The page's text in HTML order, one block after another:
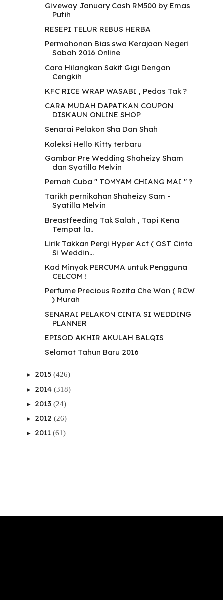
Giveway January Cash RM500 by Emas
Putih
RESEPI TELUR REBUS HERBA
Permohonan Biasiswa Kerajaan Negeri
Sabah 2016 Online
Cara Hilangkan Sakit Gigi Dengan
Cengkih
KFC RICE WRAP WASABI , Pedas Tak ?
CARA MUDAH DAPATKAN COUPON
DISKAUN ONLINE SHOP
Senarai Pelakon Sha Dan Shah
Koleksi Hello Kitty terbaru
Gambar Pre Wedding Shaheizy Sham
dan Syatilla Melvin
Pernah Cuba " TOMYAM CHIANG MAI " ?
Tarikh pernikahan Shaheizy Sam -
Syatilla Melvin
Breastfeeding Tak Salah , Tapi Kena
Tempat la..
Lirik Takkan Pergi Hyper Act ( OST Cinta
Si Weddin...
Kad Minyak PERCUMA untuk Pengguna
CELCOM !
Perfume Precious Rozita Che Wan ( RCW
) Murah
SENARAI PELAKON CINTA SI WEDDING
PLANNER
EPISOD AKHIR AKULAH BALQIS
Selamat Tahun Baru 2016
► 2015 (426)
► 2014 (318)
► 2013 (24)
► 2012 (26)
► 2011 (61)